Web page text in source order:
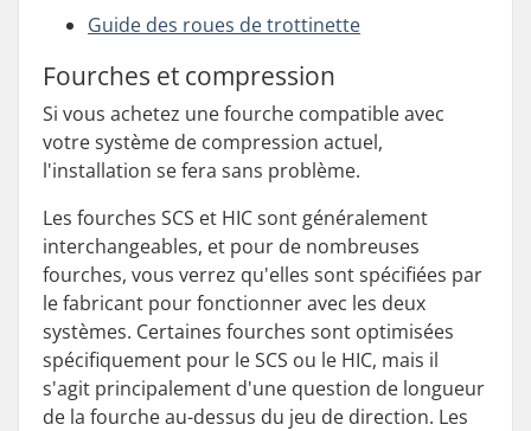
Guide des roues de trottinette
Fourches et compression
Si vous achetez une fourche compatible avec
votre système de compression actuel,
l'installation se fera sans problème.
Les fourches SCS et HIC sont généralement
interchangeables, et pour de nombreuses
fourches, vous verrez qu'elles sont spécifiées par
le fabricant pour fonctionner avec les deux
systèmes. Certaines fourches sont optimisées
spécifiquement pour le SCS ou le HIC, mais il
s'agit principalement d'une question de longueur
de la fourche au-dessus du jeu de direction. Les